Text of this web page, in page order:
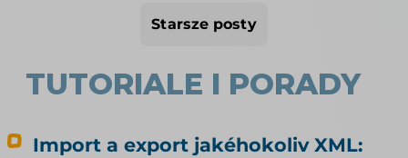
samostatných článcích; tady jde o Alzu a další
Starsze posty
TUTORIALE I PORADY
Import a export jakéhokoliv XML: